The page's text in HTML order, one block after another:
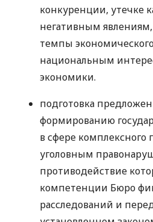
конкуренции, утечке
негативным
темпы
национальным
экономики.
подготовка
формированию
в сфере комплексного
уголовным
противодействие
компетенции Бюро
расследований и